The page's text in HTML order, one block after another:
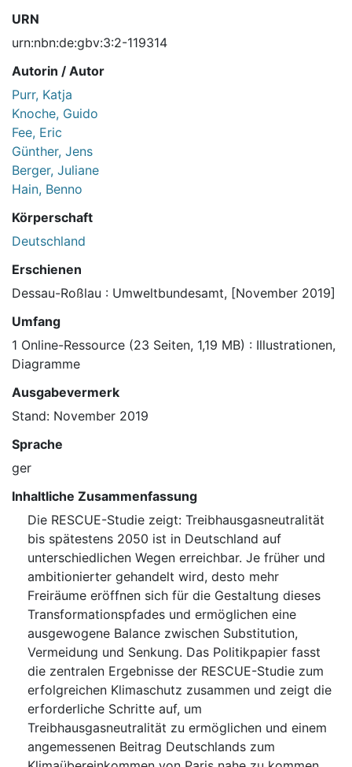
URN
urn:nbn:de:gbv:3:2-119314
Autorin / Autor
Purr, Katja
Knoche, Guido
Fee, Eric
Günther, Jens
Berger, Juliane
Hain, Benno
Körperschaft
Deutschland
Erschienen
Dessau-Roßlau : Umweltbundesamt, [November 2019]
Umfang
1 Online-Ressource (23 Seiten, 1,19 MB) : Illustrationen,
Diagramme
Ausgabevermerk
Stand: November 2019
Sprache
ger
Inhaltliche Zusammenfassung
Die RESCUE-Studie zeigt: Treibhausgasneutralität
bis spätestens 2050 ist in Deutschland auf
unterschiedlichen Wegen erreichbar. Je früher und
ambitionierter gehandelt wird, desto mehr
Freiräume eröffnen sich für die Gestaltung dieses
Transformationspfades und ermöglichen eine
ausgewogene Balance zwischen Substitution,
Vermeidung und Senkung. Das Politikpapier fasst
die zentralen Ergebnisse der RESCUE-Studie zum
erfolgreichen Klimaschutz zusammen und zeigt die
erforderliche Schritte auf, um
Treibhausgasneutralität zu ermöglichen und einem
angemessenen Beitrag Deutschlands zum